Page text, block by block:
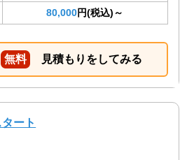
80,000円(税込)～
無料 見積もりをしてみる
ート